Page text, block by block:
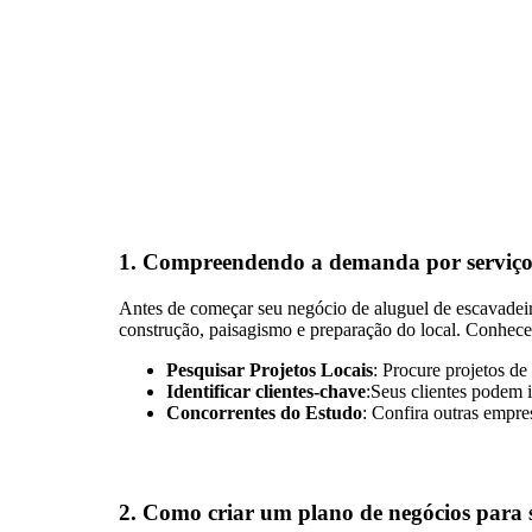
1. Compreendendo a demanda por
Antes de começar seu negócio de aluguel de
construção, paisagismo e preparação do local.
Pesquisar Projetos Locais: Procure projetos
Identificar clientes-chave:Seus clientes
Concorrentes do Estudo: Confira outras
2. Como criar um plano de negócios para